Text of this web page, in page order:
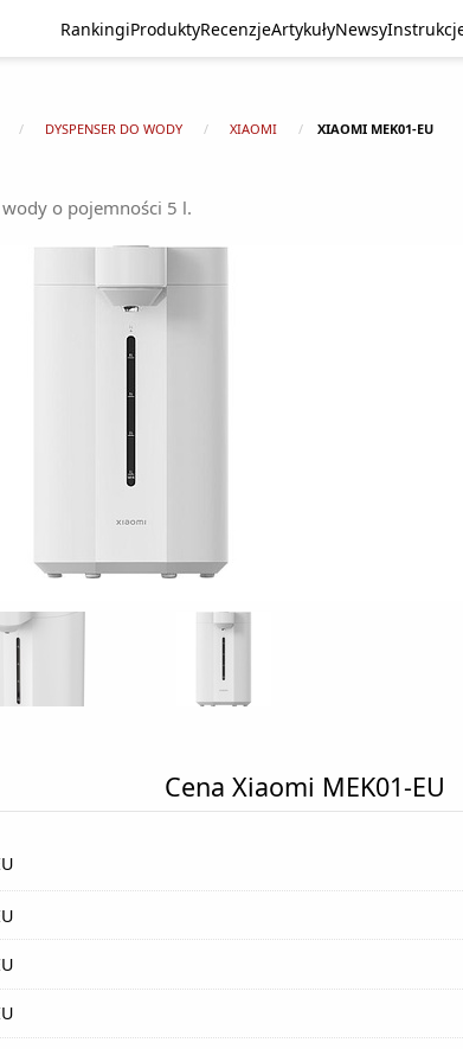
RankingiProduktyRecenzjeArtykułyNewsy
DYSPENSER DO WODY XIAOMI XIAOMI MEK01-EU
o pojemności 5 l.
Cena Xiaomi MEK01-EU